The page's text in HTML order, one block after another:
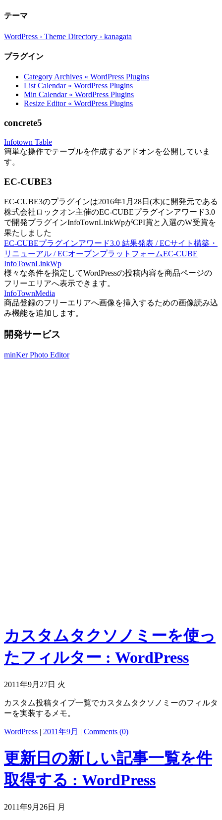
テーマ
WordPress › Theme Directory › kanagata
プラグイン
Category Archives « WordPress Plugins
List Calendar « WordPress Plugins
Min Calendar « WordPress Plugins
Resize Editor « WordPress Plugins
concrete5
Infotown Table
簡単な操作でテーブルを作成するアドオンを公開していま
す。
EC-CUBE3
EC-CUBE3のプラグインは2016年1月28日(木)に開発元である
株式会社ロックオン主催のEC-CUBEプラグインアワード3.0
で開発プラグインInfoTownLinkWpがCPI賞と入選のW受賞を
果たしました
EC-CUBEプラグインアワード3.0 結果発表 / ECサイト構築・
リニューアル / ECオープンプラットフォームEC-CUBE
InfoTownLinkWp
様々な条件を指定してWordPressの投稿内容を商品ページの
フリーエリアへ表示できます。
InfoTownMedia
商品登録のフリーエリアへ画像を挿入するための画像読み込
み機能を追加します。
開発サービス
minKer Photo Editor
カスタムタクソノミーを使っ
たフィルター : WordPress
2011年9月27日 火
カスタム投稿タイプ一覧でカスタムタクソノミーのフィルタ
ーを実装するメモ。
WordPress | 2011年9月 | Comments (0)
更新日の新しい記事一覧を件
取得する : WordPress
2011年9月26日 月